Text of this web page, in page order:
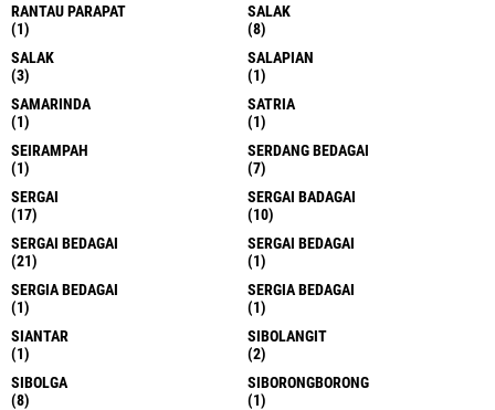
RANTAU PARAPAT
(1)
SALAK
(8)
SALAK
(3)
SALAPIAN
(1)
SAMARINDA
(1)
SATRIA
(1)
SEIRAMPAH
(1)
SERDANG BEDAGAI
(7)
SERGAI
(17)
SERGAI BADAGAI
(10)
SERGAI BEDAGAI
(21)
SERGAI BEDAGAI
(1)
SERGIA BEDAGAI
(1)
SERGIA BEDAGAI
(1)
SIANTAR
(1)
SIBOLANGIT
(2)
SIBOLGA
(8)
SIBORONGBORONG
(1)